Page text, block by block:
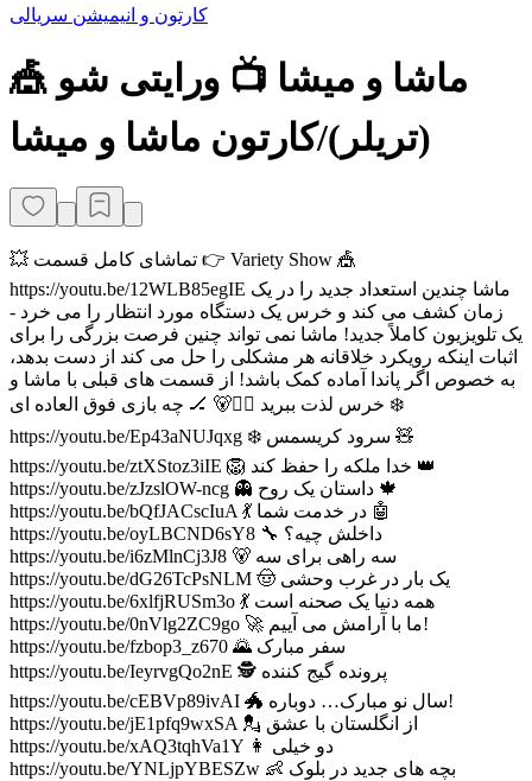
کارتون و انیمیشن سریالی
ماشا و میشا 📺 ورایتی شو 🎪
(تریلر)/کارتون ماشا و میشا
💥 تماشای کامل قسمت 👉 Variety Show 🎪
https://youtu.be/12WLB85egIE ماشا چندین استعداد جدید را در یک
زمان کشف می کند و خرس یک دستگاه مورد انتظار را می خرد -
یک تلویزیون کاملاً جدید! ماشا نمی تواند چنین فرصت بزرگی را برای
اثبات اینکه رویکرد خلاقانه هر مشکلی را حل می کند از دست بدهد،
به خصوص اگر پاندا آماده کمک باشد! از قسمت های قبلی با ماشا و
خرس لذت ببرید 👱‍♀️🐻 🏒 چه بازی فوق العاده ای ❄️
https://youtu.be/Ep43aNUJqxg ❄️ سرود کریسمس 🧸
https://youtu.be/ztXStoz3iIE 🦁 خدا ملکه را حفظ کند 👑
https://youtu.be/zJzslOW-ncg 👻 داستان یک روح 🍁
https://youtu.be/bQfJACscIuA 💃 در خدمت شما 🤖
https://youtu.be/oyLBCND6sY8 🔧 داخلش چیه؟
https://youtu.be/i6zMlnCj3J8 🐻 سه راهی برای سه
https://youtu.be/dG26TcPsNLM 🤠 یک بار در غرب وحشی
https://youtu.be/6xlfjRUSm3o 💃 همه دنیا یک صحنه است
https://youtu.be/0nVlg2ZC9go 🚀 ما با آرامش می آییم!
https://youtu.be/fzbop3_z670 🌄 سفر مبارک
https://youtu.be/IeyrvgQo2nE 🕵 پرونده گیج کننده
https://youtu.be/cEBVp89ivAI 🐲 سال نو مبارک… دوباره!
https://youtu.be/jE1pfq9wxSA 💂 از انگلستان با عشق
https://youtu.be/xAQ3tqhVa1Y 👩 دو خیلی
https://youtu.be/YNLjpYBESZw 👶 بچه های جدید در بلوک